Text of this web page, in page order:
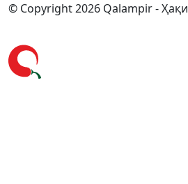
© Copyright 2026 Qalampir -